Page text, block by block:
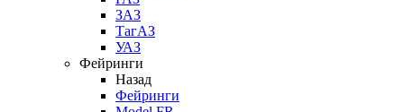
ЗАЗ
ТагАЗ
УАЗ
Фейринги
Назад
Фейринги